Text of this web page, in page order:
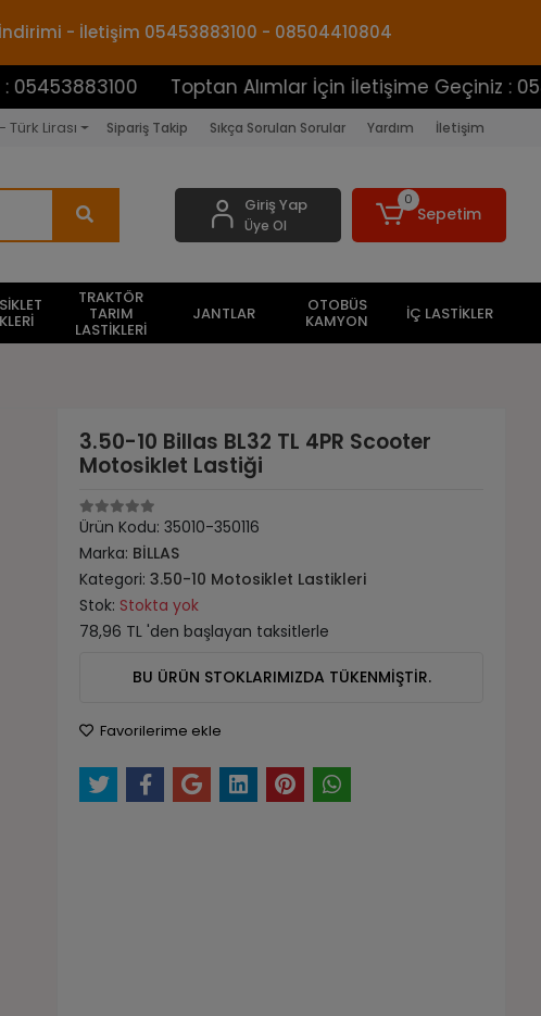
- İletişim 05453883100 - 08504410804
Toptan Alımlar İçin İletişime Geçiniz :
Türk Lirası Sipariş Takip Sıkça Sorulan Sorular Yardım İletişim
Giriş Yap
Üye Ol
0
Sepetim
TRAKTÖR
TARIM
LASTİKLERİ
JANTLAR OTOBÜS
KAMYON İÇ LASTİKLER
3.50-10 Billas BL32 TL 4PR Scooter
Motosiklet Lastiği
Ürün Kodu:35010-350116
Marka: BİLLAS
Kategori:3.50-10 Motosiklet Lastikleri
Stok: Stokta yok
78,96 TL 'den başlayan taksitlerle
BU ÜRÜN STOKLARIMIZDA TÜKENMİŞTİR.
Favorilerime ekle